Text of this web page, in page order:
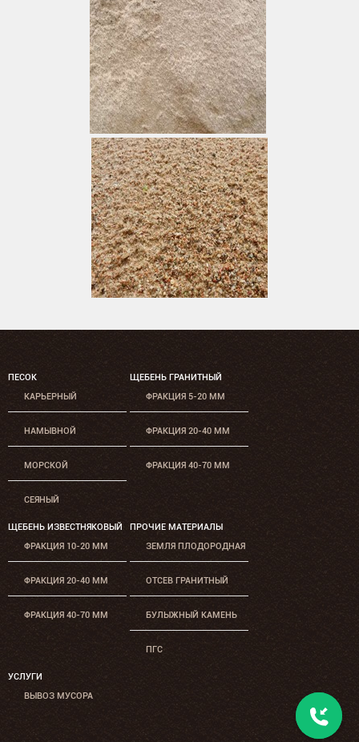
ПЕСОК
КАРЬЕРНЫЙ
НАМЫВНОЙ
МОРСКОЙ
СЕЯНЫЙ
ЩЕБЕНЬ ГРАНИТНЫЙ
ФРАКЦИЯ 5-20 ММ
ФРАКЦИЯ 20-40 ММ
ФРАКЦИЯ 40-70 ММ
ЩЕБЕНЬ ИЗВЕСТНЯКОВЫЙ
ФРАКЦИЯ 10-20 ММ
ФРАКЦИЯ 20-40 ММ
ФРАКЦИЯ 40-70 ММ
ПРОЧИЕ МАТЕРИАЛЫ
ЗЕМЛЯ ПЛОДОРОДНАЯ
ОТСЕВ ГРАНИТНЫЙ
БУЛЫЖНЫЙ КАМЕНЬ
ПГС
УСЛУГИ
ВЫВОЗ МУСОРА